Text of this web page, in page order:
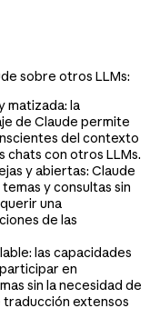
sobre otros LLMs:
matizada: la
de Claude permite
del contexto
chats con otros LLMs.
y abiertas: Claude
y consultas sin
una
de las
las capacidades
en
sin la necesidad de
extensos